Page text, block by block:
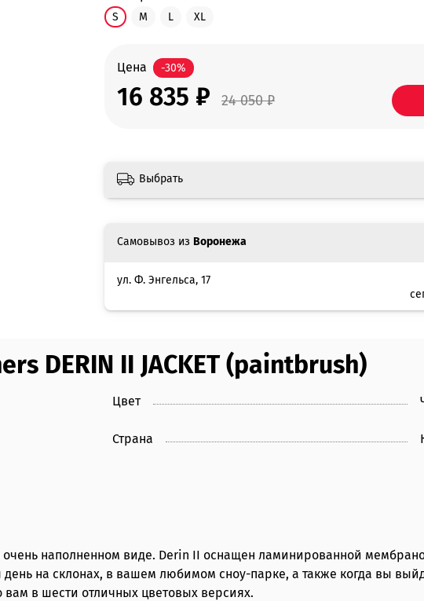
S M L XL
Цена -30%
16 835 ₽ 24 050 ₽
Самовывоз из Воронежа
ул. Ф. Энгельса, 17
Выбрать
DERIN II JACKET (paintbrush)
Цвет
Страна
наполненном виде. Derin II оснащен ламинированной
на склонах, в вашем любимом сноу-парке, а также когда вы
вам в шести отличных цветовых версиях.